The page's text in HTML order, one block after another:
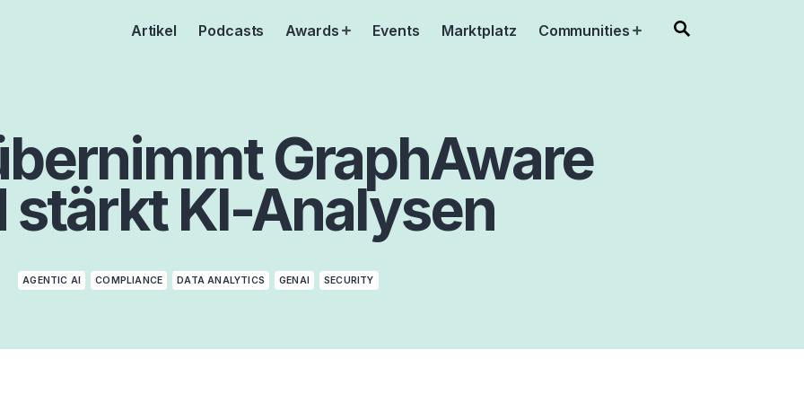
Artikel Podcasts Awards OpenEvents Marktplatz Communities Open
GraphAware
stärkt KI-Analysen
AGENTIC AI COMPLIANCE DATA ANALYTICS GENAI SECURITY